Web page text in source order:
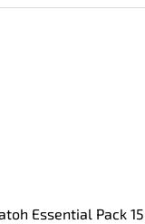
Essential Pack